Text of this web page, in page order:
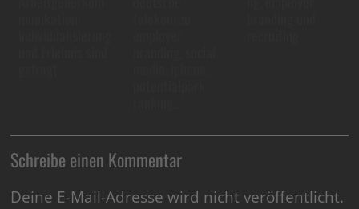
Schreibe einen Kommentar
Deine E-Mail-Adresse wird nicht veröffentlicht.